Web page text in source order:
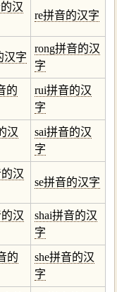
汉
re拼音的汉字
汉字
rong拼音的汉
字
的
rui拼音的汉
字
汉
sai拼音的汉
字
汉
se拼音的汉字
汉
shai拼音的汉
字
的
she拼音的汉
字